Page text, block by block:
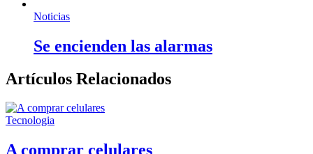
Noticias
Se encienden las alarmas
Artículos Relacionados
Tecnologia
A comprar celulares